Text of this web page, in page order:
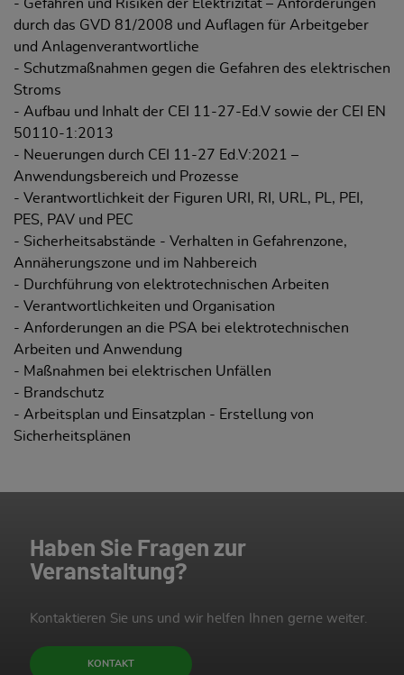
- Gefahren und Risiken der Elektrizität – Anforderungen
durch das GVD 81/2008 und Auflagen für Arbeitgeber
und Anlagenverantwortliche
- Schutzmaßnahmen gegen die Gefahren des elektrischen
Stroms
- Aufbau und Inhalt der CEI 11-27-Ed.V sowie der CEI EN
50110-1:2013
- Neuerungen durch CEI 11-27 Ed.V:2021 –
Anwendungsbereich und Prozesse
- Verantwortlichkeit der Figuren URI, RI, URL, PL, PEI,
PES, PAV und PEC
- Sicherheitsabstände - Verhalten in Gefahrenzone,
Annäherungszone und im Nahbereich
- Durchführung von elektrotechnischen Arbeiten
- Verantwortlichkeiten und Organisation
- Anforderungen an die PSA bei elektrotechnischen
Arbeiten und Anwendung
- Maßnahmen bei elektrischen Unfällen
- Brandschutz
- Arbeitsplan und Einsatzplan - Erstellung von
Sicherheitsplänen
Haben Sie Fragen zur
Veranstaltung?
Kontaktieren Sie uns und wir helfen Ihnen gerne weiter.
KONTAKT